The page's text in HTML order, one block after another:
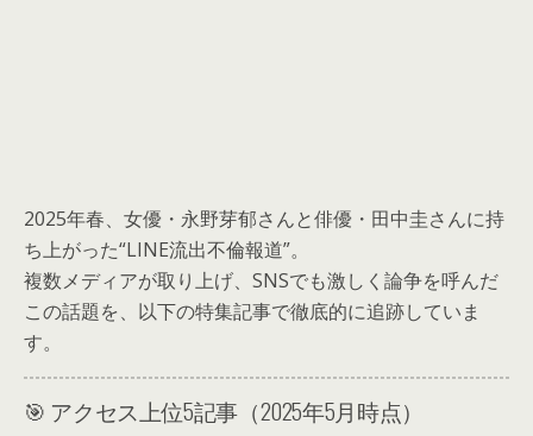
2025年春、女優・永野芽郁さんと俳優・田中圭さんに持
ち上がった“LINE流出不倫報道”。
複数メディアが取り上げ、SNSでも激しく論争を呼んだ
この話題を、以下の特集記事で徹底的に追跡していま
す。
🎯 アクセス上位5記事（2025年5月時点）